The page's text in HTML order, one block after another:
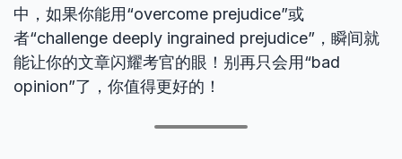
中，如果你能用“overcome prejudice”或
者“challenge deeply ingrained prejudice”，瞬间就
能让你的文章闪耀考官的眼！别再只会用“bad
opinion”了，你值得更好的！